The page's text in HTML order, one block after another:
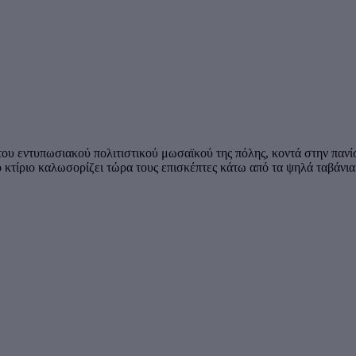
εντυπωσιακού πολιτιστικού μωσαϊκού της πόλης, κοντά στην
καλωσορίζει τώρα τους επισκέπτες κάτω από τα ψηλά ταβάνια